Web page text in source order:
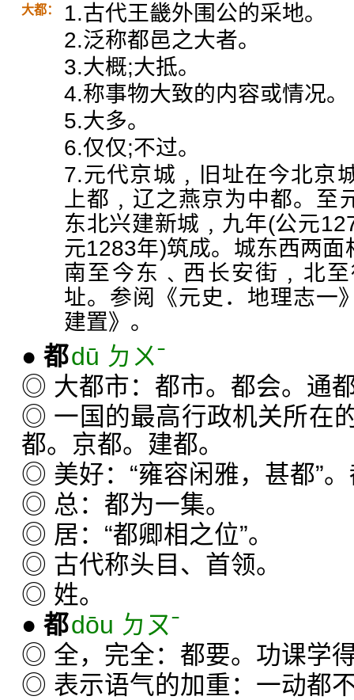
大都：
1.古代王畿外围公的采地。
2.泛称都邑之大者。
3.大概;大抵。
4.称事物大致的内容或情况。
5.大多。
6.仅仅;不过。
7.元代京城﹐旧址在今北京
上都﹐辽之燕京为中都。
东北兴建新城﹐九年(公元
元1283年)筑成。城东西两
南至今东﹑西长安街﹐北
址。参阅《元史．地理志一
建置》。
● 都dū ㄉㄨˉ
◎ 大都市：都市。都会。通
◎ 一国的最高行政机关所在
都。京都。建都。
◎ 美好：“雍容闲雅，甚都”
◎ 总：都为一集。
◎ 居：“都卿相之位”。
◎ 古代称头目、首领。
◎ 姓。
● 都dōu ㄉㄡˉ
◎ 全，完全：都要。功课学
◎ 表示语气的加重：一动都